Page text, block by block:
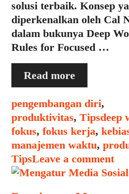
solusi terbaik. Konsep
diperkenalkan oleh Cal
dalam bukunya Deep
Rules for Focused …
Read morePanduan
Praktis
Menerapkan
Deep
Work
dalam
Kehidupan
Sehari-
Categories
pengembangan diri,
produktivitas, TipsTags
deep
fokus, fokus kerja,
manajemen waktu,
TipsLeave a comment